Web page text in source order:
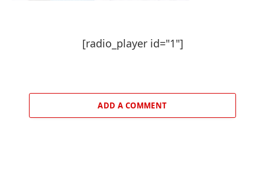
[radio_player id="1"]
ADD A COMMENT